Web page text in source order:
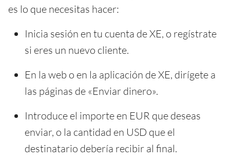
es lo que necesitas hacer:
Inicia sesión en tu cuenta de XE, o regístrate
si eres un nuevo cliente.
En la web o en la aplicación de XE, dirígete a
las páginas de «Enviar dinero».
Introduce el importe en EUR que deseas
enviar, o la cantidad en USD que el
destinatario debería recibir al final.